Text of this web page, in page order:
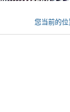
您当前的位